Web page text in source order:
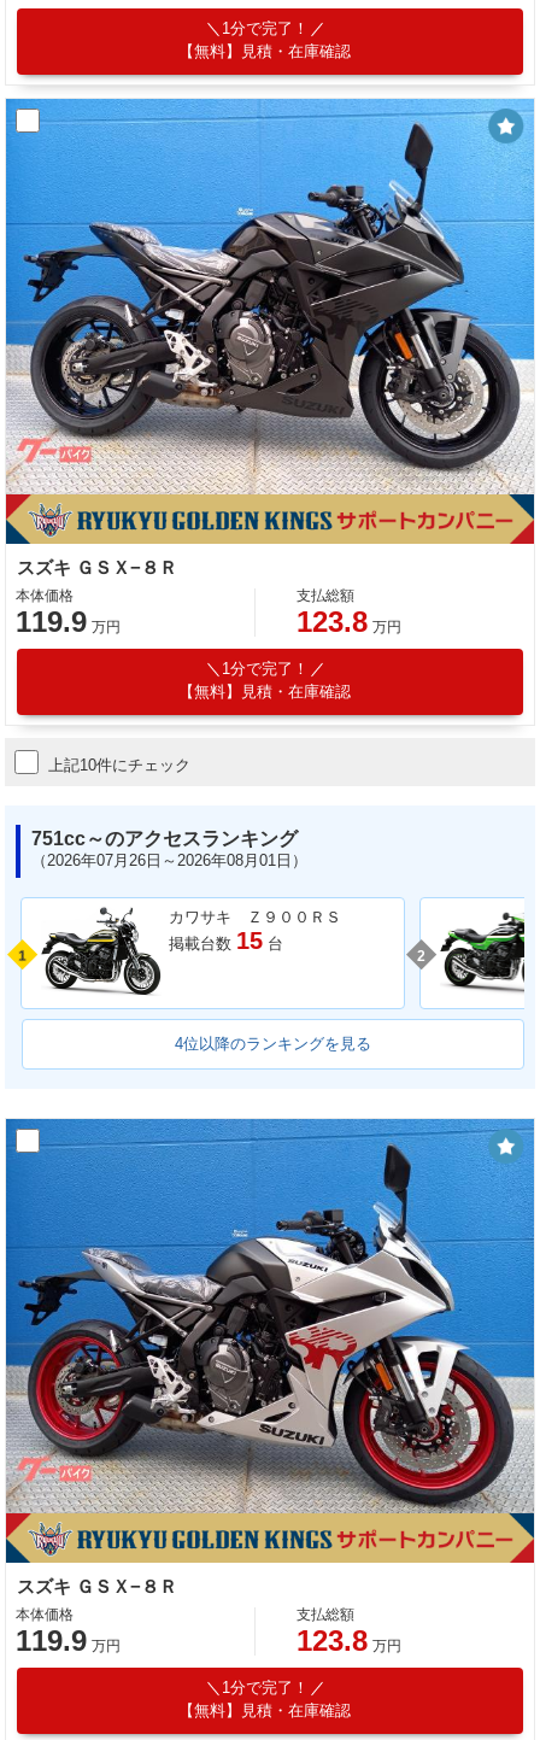
1分で完了！
【無料】見積・在庫確認
スズキ ＧＳＸ−８Ｒ
本体価格
119.9 万円
支払総額
123.8 万円
1分で完了！
【無料】見積・在庫確認
上記10件にチェック
751cc～のアクセスランキング
（2026年07月26日～2026年08月01日）
1
カワサキ Ｚ９００ＲＳ
掲載台数 15 台
2
4位以降のランキングを見る
スズキ ＧＳＸ−８Ｒ
本体価格
119.9 万円
支払総額
123.8 万円
1分で完了！
【無料】見積・在庫確認